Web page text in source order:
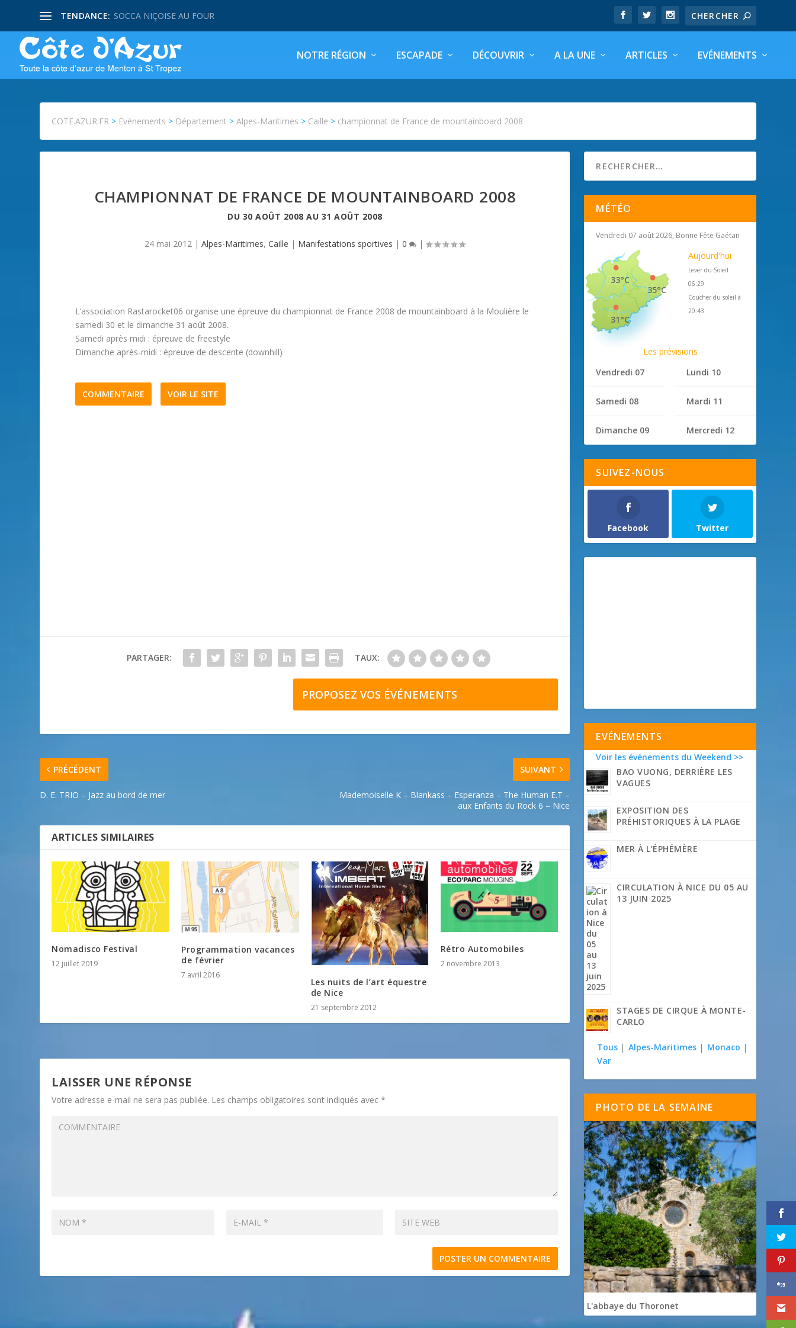
TENDANCE: SOCCA NIÇOISE AU FOUR
NOTRE RÉGION ESCAPADE DÉCOUVRIR A LA UNE ARTICLES EVÉNEMENTS
COTE.AZUR.FR > Evénements > Département >Alpes-Maritimes > Caille > championnat de France de mountainboard 2008
CHAMPIONNAT DE FRANCE DE MOUNTAINBOARD 2008
DU 30 AOÛT 2008 AU 31 AOÛT 2008
24 mai 2012 |Alpes-Maritimes,Caille | Manifestations sportives |0 |
L’association Rastarocket06 organise une épreuve du championnat de France 2008 de mountainboard à la Moulière le
samedi 30 et le dimanche 31 août 2008.
Samedi après midi : épreuve de freestyle
Dimanche après-midi : épreuve de descente (downhill)
COMMENTAIRE VOIR LE SITE
PARTAGER: TAUX:
PROPOSEZ VOS ÉVÉNEMENTS
PRÉCÉDENT
D. E. TRIO – Jazz au bord de mer
SUIVANT
Mademoiselle K – Blankass – Esperanza – The Human E.T –
aux Enfants du Rock 6 – Nice
ARTICLES SIMILAIRES
Nomadisco Festival
12 juillet 2019
Programmation vacances
de février
7 avril 2016
Les nuits de l’art équestre
de Nice
21 septembre 2012
Rétro Automobiles
2 novembre 2013
LAISSER UNE RÉPONSE
Votre adresse e-mail ne sera pas publiée. Les champs obligatoires sont indiqués avec*
MÉTÉO
Vendredi 07 août 2026, Bonne Fête Gaétan
35°C
33°C
31°C
Aujourd'hui
Lever du Soleil
06:29
Coucher du soleil à
20:43
Les prévisions
Vendredi 07
Samedi 08
Dimanche 09
Lundi 10
Mardi 11
Mercredi 12
SUIVEZ-NOUS
Facebook Twitter
EVÉNEMENTS
Voir les événements du Weekend >>
BAO VUONG, DERRIÈRE LES
VAGUES
EXPOSITION DES
PRÉHISTORIQUES À LA PLAGE
MER À L’ÉPHÉMÈRE
CIRCULATION À NICE DU 05 AU
13 JUIN 2025
STAGES DE CIRQUE À MONTE-
CARLO
Tous | Alpes-Maritimes | Monaco |
Var
PHOTO DE LA SEMAINE
L'abbaye du Thoronet